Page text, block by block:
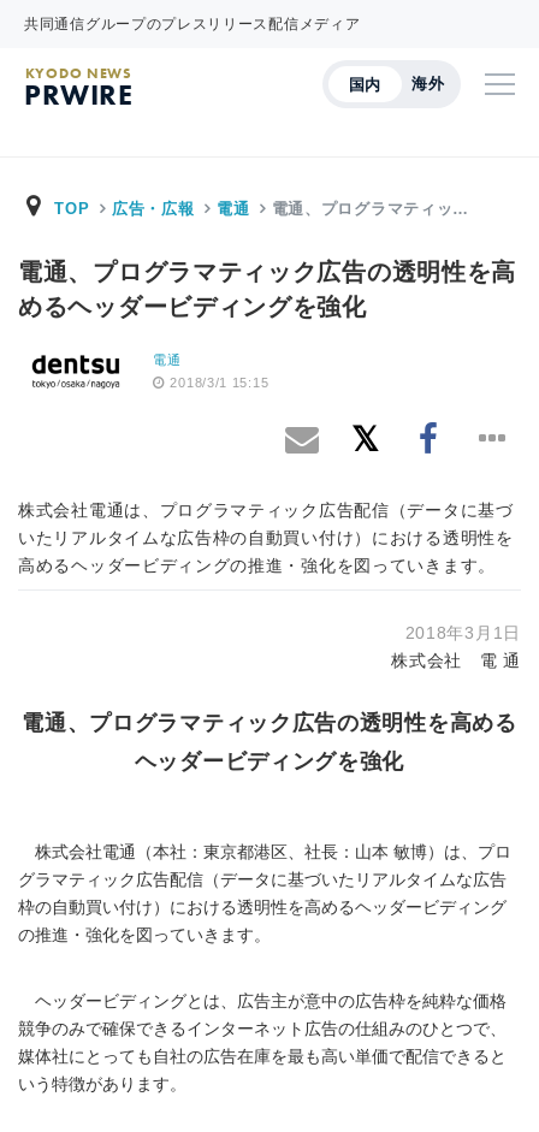
共同通信グループのプレスリリース配信メディア
国内 海外
KYODO NEWS
PRWIRE
TOP 広告・広報 電通 電通、プログラマティッ…
電通、プログラマティック広告の透明性を高
めるヘッダービディングを強化
電通
2018/3/1 15:15
株式会社電通は、プログラマティック広告配信（データに基づ
いたリアルタイムな広告枠の自動買い付け）における透明性を
高めるヘッダービディングの推進・強化を図っていきます。
2018年3月1日
株式会社 電 通
電通、プログラマティック広告の透明性を高める
ヘッダービディングを強化
株式会社電通（本社：東京都港区、社長：山本 敏博）は、プロ
グラマティック広告配信（データに基づいたリアルタイムな広告
枠の自動買い付け）における透明性を高めるヘッダービディング
の推進・強化を図っていきます。
ヘッダービディングとは、広告主が意中の広告枠を純粋な価格
競争のみで確保できるインターネット広告の仕組みのひとつで、
媒体社にとっても自社の広告在庫を最も高い単価で配信できると
いう特徴があります。